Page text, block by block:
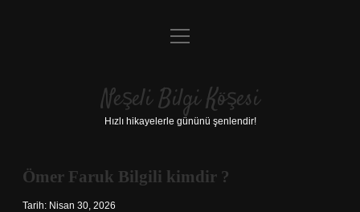
Anasayfa
Yasal Uyarı
menüyü
Neşeli Bilgi Köşesi
Hızlı hikayelerle gününü şenlendir!
Ömer Faruk Bilgili kimdir ?
Tarih: Nisan 30, 2026